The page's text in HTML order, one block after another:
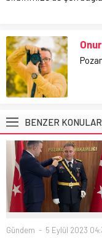
BENZER KONULAR
Gündem 5 Eylül 2023